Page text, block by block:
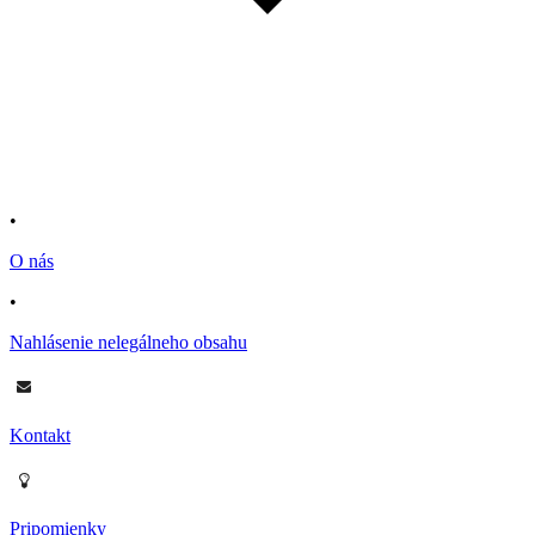
•
O nás
•
Nahlásenie nelegálneho obsahu
Kontakt
Pripomienky